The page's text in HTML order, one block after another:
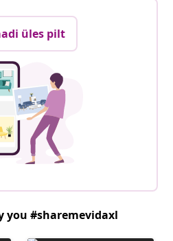
üles pilt
you #sharemevidaxl